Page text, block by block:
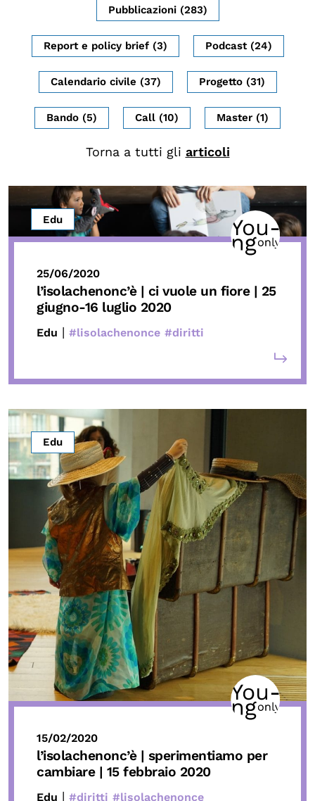
Progetti Internazionali
Pubblicazioni
Storie di Resistenza, ottant’anni dopo
Calendario civile
Elezioni dal mondo
OLTRE LA SCUOLA
Attività per bambine e bambini
Programmi per le scuole
Under25
Classici del Pensiero Politico
Master e Executive Program
Pubblicazioni (283)
Report e policy brief (3) Podcast (24)
Calendario civile (37) Progetto (31)
Bando (5) Call (10) Master (1)
Torna a tutti gli articoli
Edu
25/06/2020
l’isolachenonc’è | ci vuole un fiore | 25
giugno-16 luglio 2020
Edu | #lisolachenonce #diritti
Edu
15/02/2020
l’isolachenonc’è | sperimentiamo per
cambiare | 15 febbraio 2020
Edu | #diritti #lisolachenonce